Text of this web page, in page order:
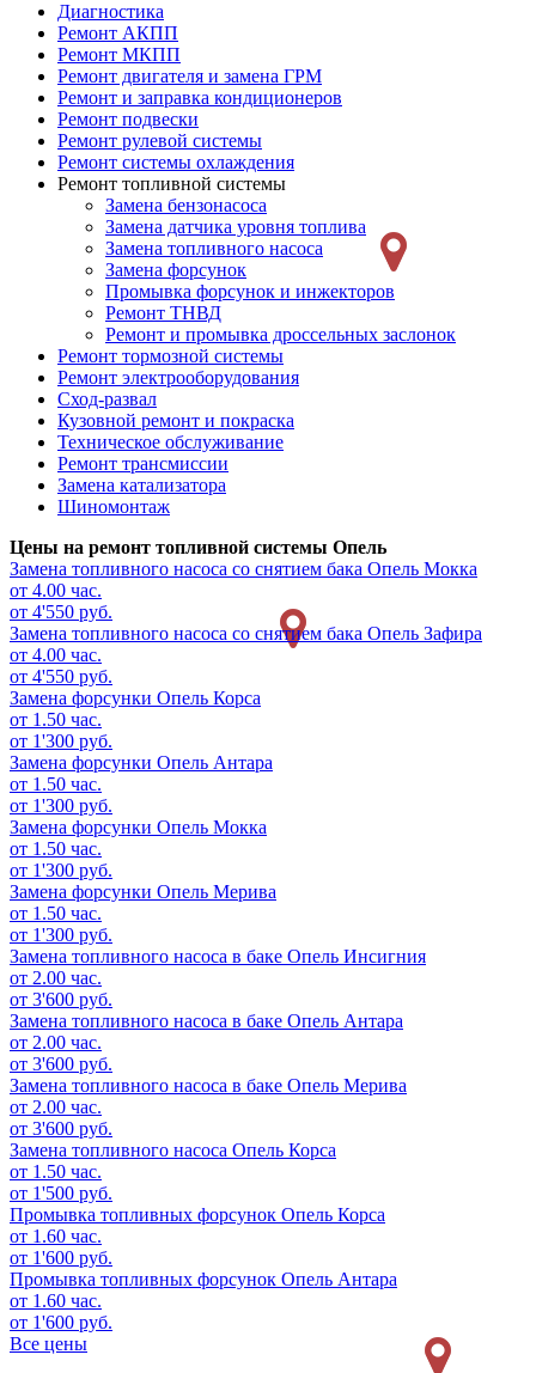
Диагностика
Ремонт АКПП
Ремонт МКПП
Ремонт двигателя и замена ГРМ
Ремонт и заправка кондиционеров
Ремонт подвески
Ремонт рулевой системы
Ремонт системы охлаждения
Ремонт топливной системы
Замена бензонасоса
Замена датчика уровня топлива
Замена топливного насоса
Замена форсунок
Промывка форсунок и инжекторов
Ремонт ТНВД
Ремонт и промывка дроссельных заслонок
Ремонт тормозной системы
Ремонт электрооборудования
Сход-развал
Кузовной ремонт и покраска
Техническое обслуживание
Ремонт трансмиссии
Замена катализатора
Шиномонтаж
Цены на ремонт топливной системы Опель
Замена топливного насоса со снятием бака Опель Мокка
от 4.00 час.
от 4'550 руб.
Замена топливного насоса со снятием бака Опель Зафира
от 4.00 час.
от 4'550 руб.
Замена форсунки Опель Корса
от 1.50 час.
от 1'300 руб.
Замена форсунки Опель Антара
от 1.50 час.
от 1'300 руб.
Замена форсунки Опель Мокка
от 1.50 час.
от 1'300 руб.
Замена форсунки Опель Мерива
от 1.50 час.
от 1'300 руб.
Замена топливного насоса в баке Опель Инсигния
от 2.00 час.
от 3'600 руб.
Замена топливного насоса в баке Опель Антара
от 2.00 час.
от 3'600 руб.
Замена топливного насоса в баке Опель Мерива
от 2.00 час.
от 3'600 руб.
Замена топливного насоса Опель Корса
от 1.50 час.
от 1'500 руб.
Промывка топливных форсунок Опель Корса
от 1.60 час.
от 1'600 руб.
Промывка топливных форсунок Опель Антара
от 1.60 час.
от 1'600 руб.
Все цены